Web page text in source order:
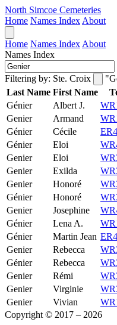
North Simcoe Cemeteries
Home Names Index About
Home Names Index About
Names Index
Filtering by: Ste. Croix
Last Name First Name
Génier
Albert J.
Genier
Armand
Génier
Cécile
Génier
Eloi
Genier
Eloi
Genier
Exilda
Genier
Honoré
Génier
Honoré
Genier
Josephine
Génier
Lena A.
Génier
Martin Jean
Genier
Rebecca
Génier
Rebecca
Genier
Rémi
Genier
Virginie
Genier
Vivian
Copyright © 2017 – 2026